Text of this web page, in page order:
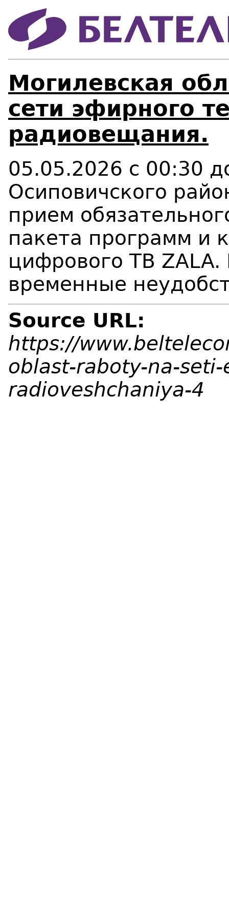
Могилевская
сети эфирного
радиовещания.
05.05.2026 с 00:30
Осиповичского
прием
пакета программ и
цифрового ТВ
временные
Source URL:
https://
oblast-raboty-na-
radioveshchaniya-4